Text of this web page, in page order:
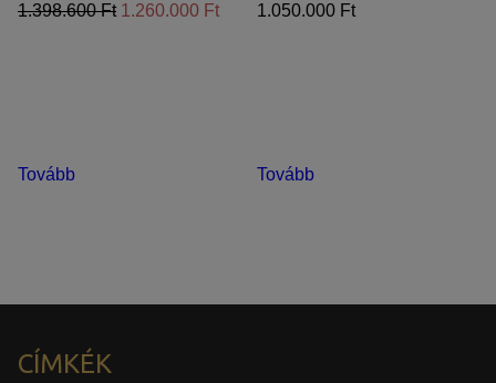
1.398.600 Ft 1.260.000 Ft
Tovább
1.050.000 Ft
Tovább
CÍMKÉK